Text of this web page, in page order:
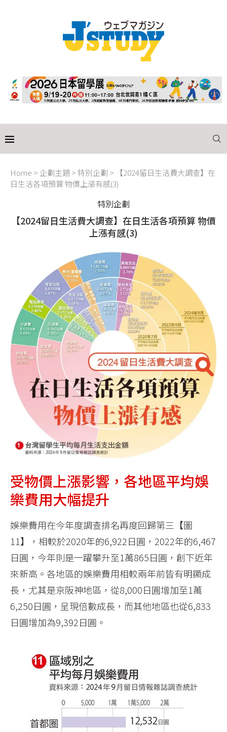
Home > 企劃主題>特別企劃 >
【2024留日生活費大調查】在
日生活各項預算 物價上漲有感(3)
特別企劃
【2024留日生活費大調查】在日生活各項預算 物價
上漲有感(3)
受物價上漲影響，各地區平均娛
樂費用大幅提升
娛樂費用在今年度調查排名再度回歸第三【圖
11】，相較於2020年的6,922日圓，2022年的6,467
日圓，今年則是一躍攀升至1萬865日圓，創下近年
來新高。各地區的娛樂費用相較兩年前皆有明顯成
長，尤其是京阪神地區，從8,000日圓增加至1萬
6,250日圓，呈現倍數成長，而其他地區也從6,833
日圓增加為9,392日圓。